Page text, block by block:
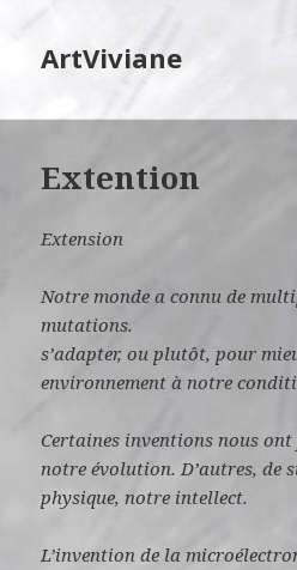
ArtViviane
Extention
Extension
Notre monde a connu de
mutations.
s’adapter, ou plutôt, pour
environnement à notre
Certaines inventions nous
notre évolution. D’autres, de
physique, notre intellect.
L’invention de la